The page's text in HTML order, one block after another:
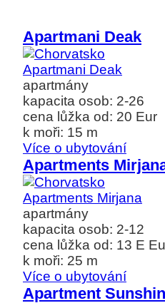
Apartmani Deak
apartmány
kapacita osob: 2-26
cena lůžka od: 20 Eur
k moři: 15 m
Více o ubytování
Apartments
apartmány
kapacita osob: 2-12
cena lůžka od: 13 E
k moři: 25 m
Více o ubytování
Apartment